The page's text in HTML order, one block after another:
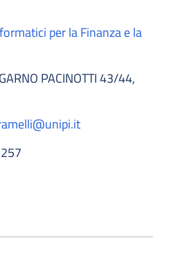
per la Finanza e la
PACINOTTI 43/44,